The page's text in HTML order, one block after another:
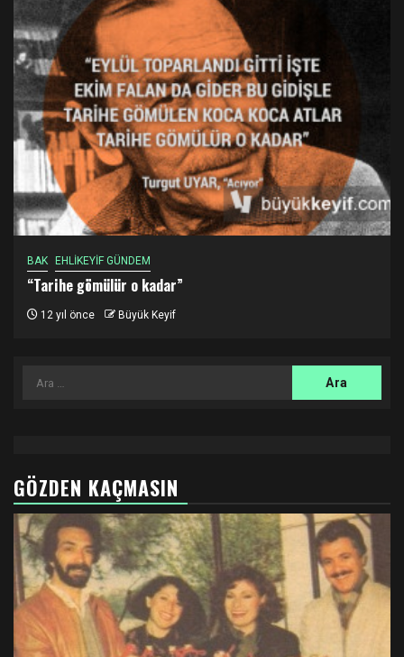
BAK EHLİKEYİF GÜNDEM
“Tarihe gömülür o kadar”
12 yıl önce Büyük Keyif
Arama:
GÖZDEN KAÇMASIN